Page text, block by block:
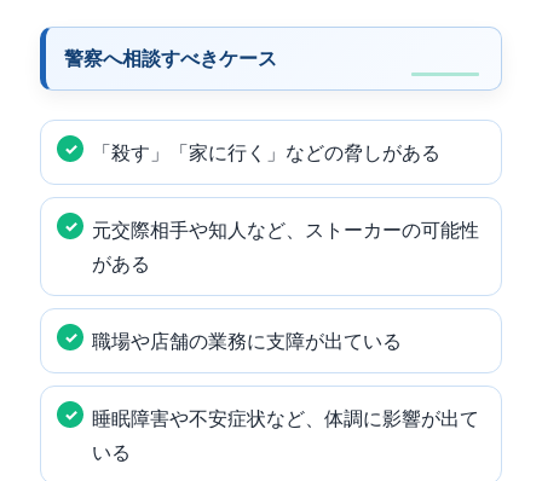
警察へ相談すべきケース
「殺す」「家に行く」などの脅しがある
元交際相手や知人など、ストーカーの可能性
がある
職場や店舗の業務に支障が出ている
睡眠障害や不安症状など、体調に影響が出て
いる